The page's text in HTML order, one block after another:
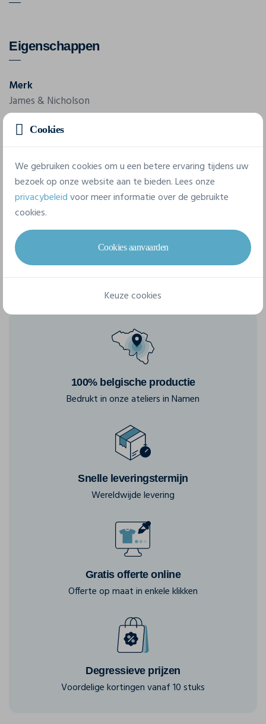
Eigenschappen
Merk
James & Nicholson
Referentie
JN 006
5 beschikbare maten
M L XL XXL
100% belgische productie
Bedrukt in onze ateliers in Namen
Snelle leveringstermijn
Wereldwijde levering
Gratis offerte online
Offerte op maat in enkele klikken
Degressieve prijzen
Voordelige kortingen vanaf 10 stuks
Cookies
We gebruiken cookies om u een betere ervaring tijdens uw
bezoek op onze website aan te bieden. Lees onze
privacybeleidvoor meer informatie over de gebruikte
cookies.
Cookies aanvaarden
Keuze cookies